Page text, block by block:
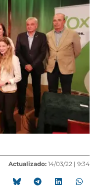
Actualizado: 14/03/22 | 9:34